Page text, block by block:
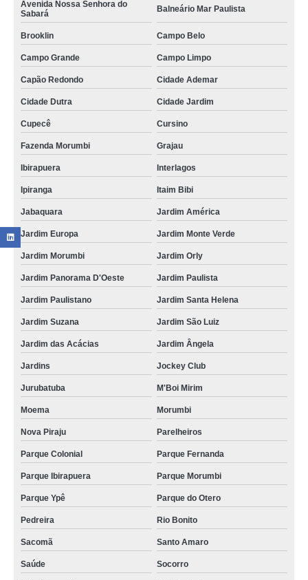
Avenida Nossa Senhora do
Sabará
Balneário Mar Paulista
Brooklin Campo Belo
Campo Grande Campo Limpo
Capão Redondo Cidade Ademar
Cidade Dutra Cidade Jardim
Cupecê Cursino
Fazenda Morumbi Grajau
Ibirapuera Interlagos
Ipiranga Itaim Bibi
Jabaquara Jardim América
Jardim Europa Jardim Monte Verde
Jardim Morumbi Jardim Orly
Jardim Panorama D'Oeste Jardim Paulista
Jardim Paulistano Jardim Santa Helena
Jardim Suzana Jardim São Luiz
Jardim das Acácias Jardim Ângela
Jardins Jockey Club
Jurubatuba M'Boi Mirim
Moema Morumbi
Nova Piraju Parelheiros
Parque Colonial Parque Fernanda
Parque Ibirapuera Parque Morumbi
Parque Ypê Parque do Otero
Pedreira Rio Bonito
Sacomã Santo Amaro
Saúde Socorro